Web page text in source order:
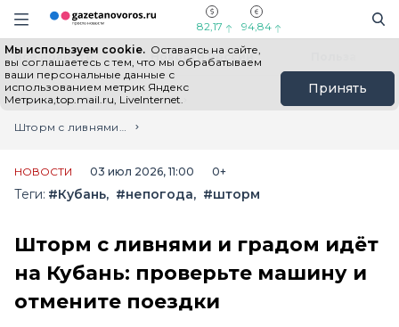
Информационный портал "ГазетаНоворос.ру"
Навигация сайта
82,17 94,84
Мы используем cookie. Оставаясь на сайте,
вы соглашаетесь с тем, что мы обрабатываем
ваши персональные данные с
использованием метрик Яндекс
Метрика,top.mail.ru, LiveInternet.
Принять
Все новости Новости России
Главная
Лента новостей
Шторм с ливнями и градом идёт на Кубань: проверьте машину и отмените поездки
НОВОСТИ 03 июл 2026, 11:00 0+
Теги: #Кубань #непогода #шторм
Шторм с ливнями и градом идёт
на Кубань: проверьте машину и
отмените поездки